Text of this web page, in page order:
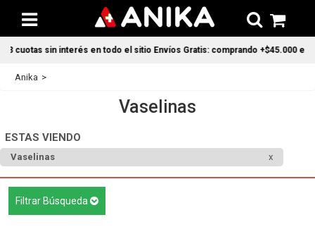
sin interés en todo el sitio Envíos Gratis: comprando +$45.000 en
Anika
Vaselinas
ESTAS VIENDO
Vaselinas
Filtrar Búsqueda